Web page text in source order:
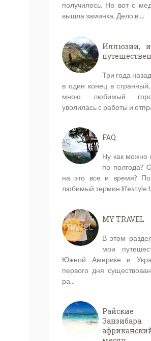
получилось. Но вот с
вышла заминка. Дело в ...
Иллюзии,
Три года
в один конец в
мною любимый
уволилась с работы и
FAQ
Ну как можно
по полгода?
на это все и время?
любимый термин lifestyle
MY TRAVEL
В этом
мои
Южной Америке и
первого дня
ра...